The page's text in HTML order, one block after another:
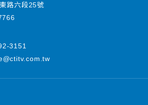
路六段25號
3151